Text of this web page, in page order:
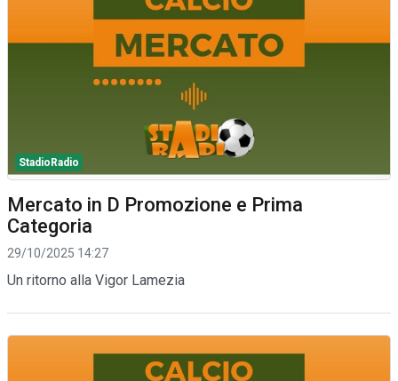
StadioRadio
Mercato in D Promozione e Prima
Categoria
29/10/2025 14:27
Un ritorno alla Vigor Lamezia